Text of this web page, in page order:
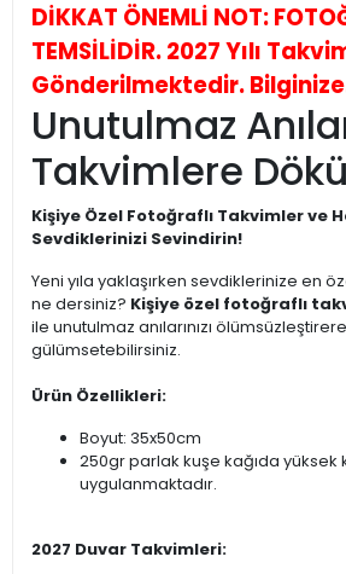
DİKKAT ÖNEMLİ NOT:
TEMSİLİDİR. 2027 Yılı
Gönderilmektedir.
Unutulmaz
Takvimlere
Kişiye Özel Fotoğraflı Takvimler ve
Sevdiklerinizi Sevindirin!
Yeni yıla yaklaşırken sevdiklerinize en
ne dersiniz? Kişiye özel fotoğraflı
ile unutulmaz anılarınızı
gülümsetebilirsiniz.
Ürün Özellikleri:
Boyut: 35x50cm
250gr parlak kuşe kağıda yüksek
uygulanmaktadır.
2027 Duvar Takvimleri: